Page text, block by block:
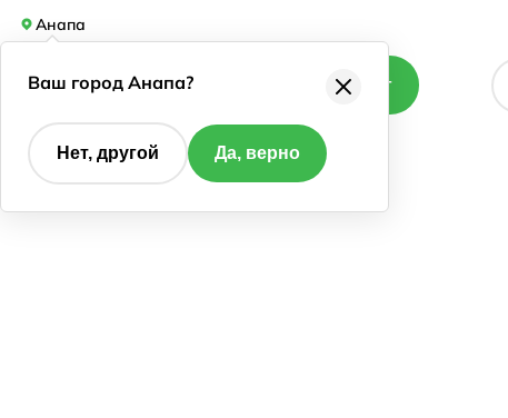
Анапа
Каталог
Ваш город Анапа?
Нет, другой Да, верно